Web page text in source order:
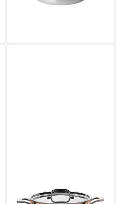
Aluminium, Edelstahl, Kupfer,